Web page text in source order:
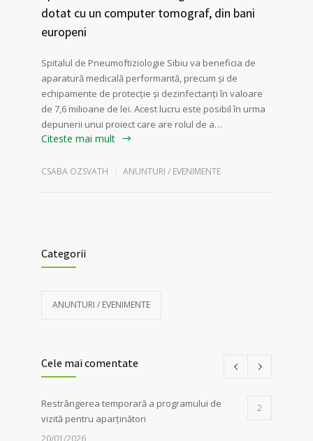
dotat cu un computer tomograf, din bani
europeni
Spitalul de Pneumoftiziologie Sibiu va beneficia de
aparatură medicală performantă, precum și de
echipamente de protecție și dezinfectanți în valoare
de 7,6 milioane de lei. Acest lucru este posibil în urma
depunerii unui proiect care are rolul de a…
Citeste mai mult
CSABA OZSVATH ANUNTURI / EVENIMENTE
Categorii
ANUNTURI / EVENIMENTE
Cele mai comentate
Restrângerea temporară a programului de
vizită pentru aparținători
2